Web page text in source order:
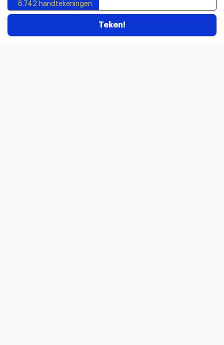
8.742 handtekeningen
Teken!